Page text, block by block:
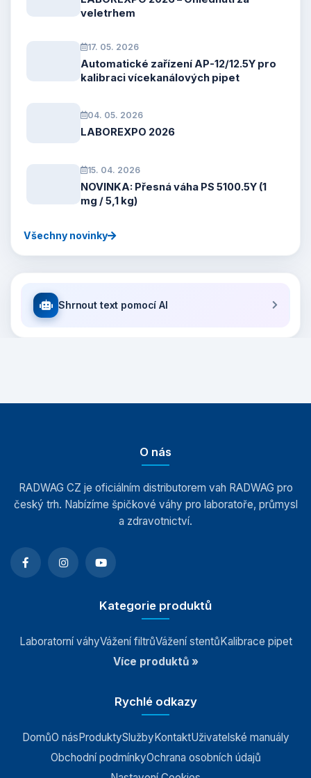
veletrhem
17. 05. 2026
Automatické zařízení AP-12/12.5Y pro
kalibraci vícekanálových pipet
04. 05. 2026
LABOREXPO 2026
15. 04. 2026
NOVINKA: Přesná váha PS 5100.5Y (1
mg / 5,1 kg)
Všechny novinky
Shrnout text pomocí AI
O nás
RADWAG CZ je oficiálním distributorem vah RADWAG pro
český trh. Nabízíme špičkové váhy pro laboratoře, průmysl
a zdravotnictví.
Kategorie produktů
Laboratorní váhyVážení filtrůVážení stentůKalibrace pipet
Více produktů »
Rychlé odkazy
DomůO násProduktySlužbyKontaktUživatelské manuály
Obchodní podmínkyOchrana osobních údajů